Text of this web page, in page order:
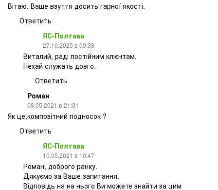
Вітаю. Ваше взуття досить гарної якості.
Ответить
ЯС-Полтава
27.10.2025 в 09:38
Виталий, раді постійним клієнтам.
Нехай служать довго.
Ответить
Роман
08.05.2021 в 21:31
Як це,композітний подносок ?
Ответить
ЯС-Полтава
10.05.2021 в 10:47
Роман, доброго ранку.
Дякуємо за Ваше запитання.
Відповідь на на нього Ви можете знайти за цим